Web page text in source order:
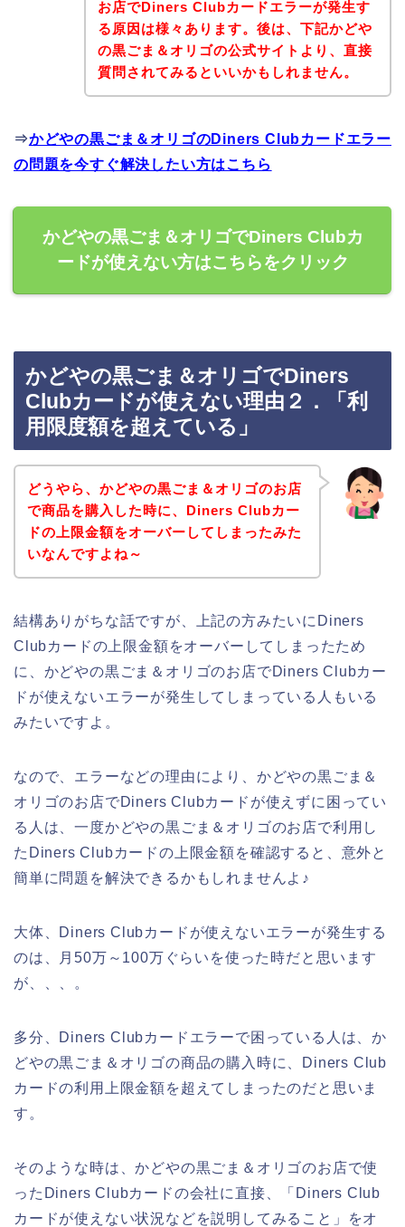
お店でDiners Clubカードエラーが発生す
る原因は様々あります。後は、下記かどや
の黒ごま＆オリゴの公式サイトより、直接
質問されてみるといいかもしれません。
⇒かどやの黒ごま＆オリゴのDiners Clubカードエラー
の問題を今すぐ解決したい方はこちら
かどやの黒ごま＆オリゴでDiners Clubカ
ードが使えない方はこちらをクリック
かどやの黒ごま＆オリゴでDiners
Clubカードが使えない理由２．「利
用限度額を超えている」
どうやら、かどやの黒ごま＆オリゴのお店
で商品を購入した時に、Diners Clubカー
ドの上限金額をオーバーしてしまったみた
いなんですよね～
結構ありがちな話ですが、上記の方みたいにDiners
Clubカードの上限金額をオーバーしてしまったため
に、かどやの黒ごま＆オリゴのお店でDiners Clubカー
ドが使えないエラーが発生してしまっている人もいる
みたいですよ。
なので、エラーなどの理由により、かどやの黒ごま＆
オリゴのお店でDiners Clubカードが使えずに困ってい
る人は、一度かどやの黒ごま＆オリゴのお店で利用し
たDiners Clubカードの上限金額を確認すると、意外と
簡単に問題を解決できるかもしれませんよ♪
大体、Diners Clubカードが使えないエラーが発生する
のは、月50万～100万ぐらいを使った時だと思います
が、、、。
多分、Diners Clubカードエラーで困っている人は、か
どやの黒ごま＆オリゴの商品の購入時に、Diners Club
カードの利用上限金額を超えてしまったのだと思いま
す。
そのような時は、かどやの黒ごま＆オリゴのお店で使
ったDiners Clubカードの会社に直接、「Diners Club
カードが使えない状況などを説明してみること」をオ